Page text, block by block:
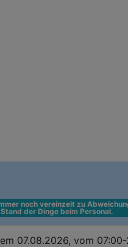
noch vereinzelt zu
der Dinge beim Personal.
07.08.2026, vom